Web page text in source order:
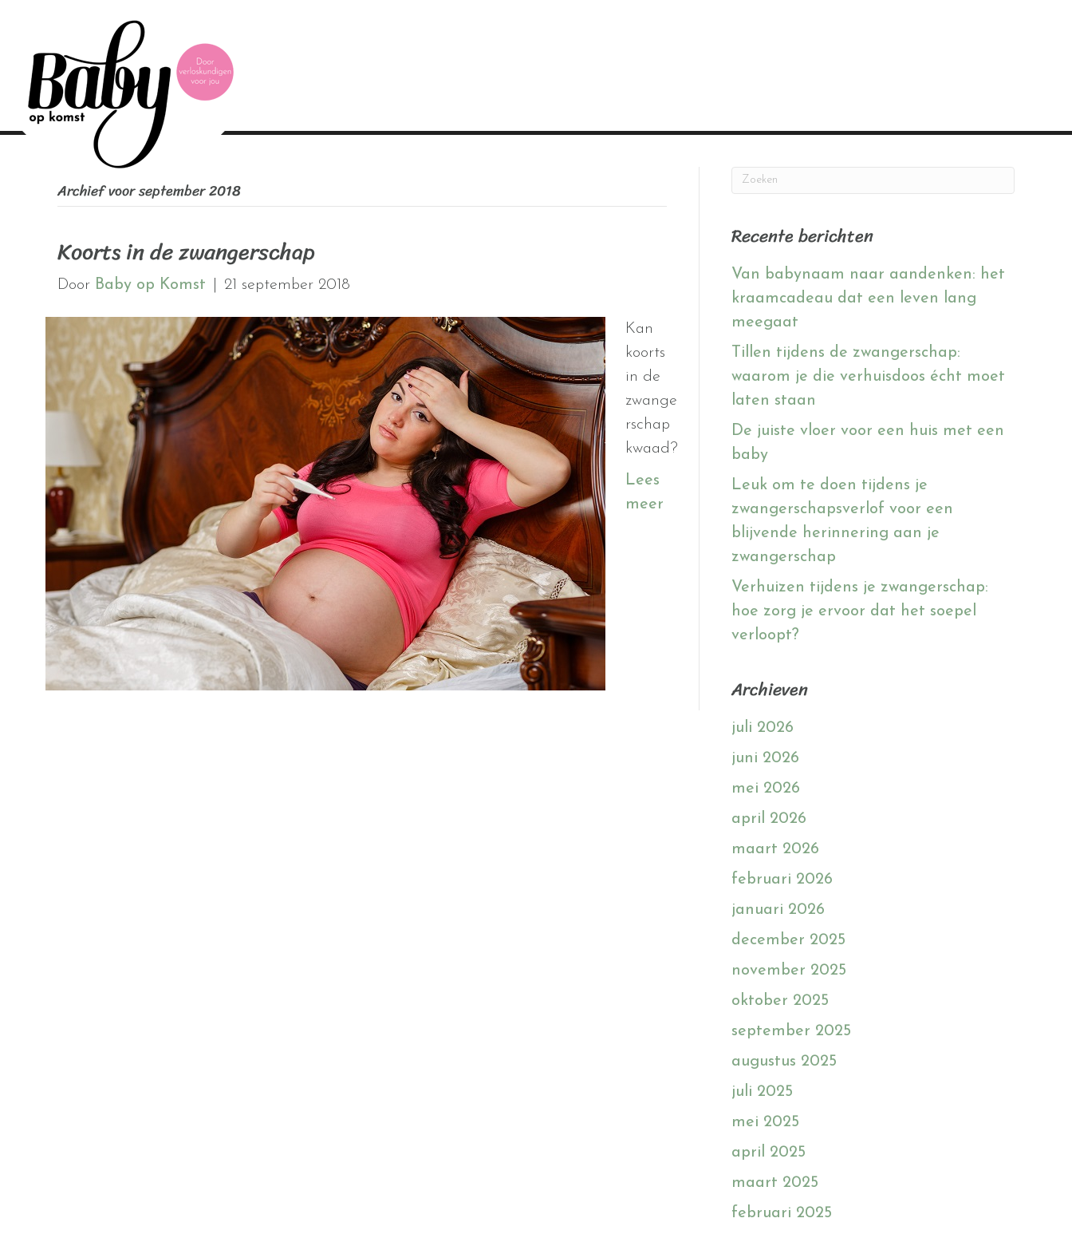
Archief voor september 2018
Koorts in de zwangerschap
Door Baby op Komst 21 september 2018
Kan
koorts
in de
zwange
rschap
kwaad?
Lees
meer
Recente berichten
Van babynaam naar aandenken: het
kraamcadeau dat een leven lang
meegaat
Tillen tijdens de zwangerschap:
waarom je die verhuisdoos écht moet
laten staan
De juiste vloer voor een huis met een
baby
Leuk om te doen tijdens je
zwangerschapsverlof voor een
blijvende herinnering aan je
zwangerschap
Verhuizen tijdens je zwangerschap:
hoe zorg je ervoor dat het soepel
verloopt?
Archieven
juli 2026
juni 2026
mei 2026
april 2026
maart 2026
februari 2026
januari 2026
december 2025
november 2025
oktober 2025
september 2025
augustus 2025
juli 2025
mei 2025
april 2025
maart 2025
februari 2025